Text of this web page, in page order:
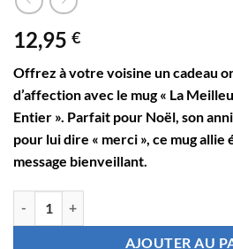
12,95 €
Offrez à votre voisine un cadeau
d’affection avec le mug « La
Entier ». Parfait pour Noël, son
pour lui dire « merci », ce mug
message bienveillant.
AJOUTER AU